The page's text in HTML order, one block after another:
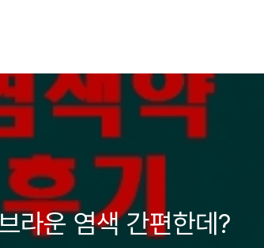
라운 염색 간편한데?